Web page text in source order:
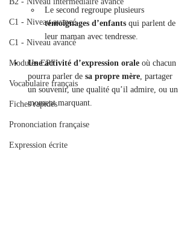
C1 - Niveau avancé
C1 - Niveau avancé
Modules EPF
Vocabulaire français
Fiches rapides
Prononciation française
Expression écrite
Le second regroupe plusieurs
témoignages d’enfants qui parlent de
leur maman avec tendresse.
Une activité d’expression orale où chacun
pourra parler de sa propre mère, partager
un souvenir, une qualité qu’il admire, ou un
moment marquant.